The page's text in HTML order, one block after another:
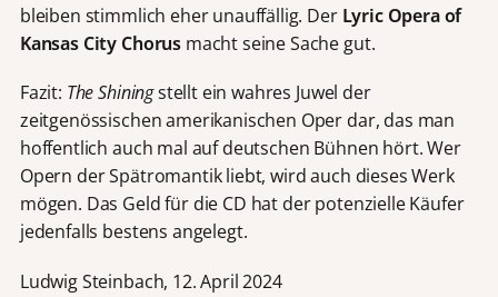
bleiben stimmlich eher unauffällig. Der Lyric Opera of
Kansas City Chorus macht seine Sache gut.
Fazit: The Shiningstellt ein wahres Juwel der
zeitgenössischen amerikanischen Oper dar, das man
hoffentlich auch mal auf deutschen Bühnen hört. Wer
Opern der Spätromantik liebt, wird auch dieses Werk
mögen. Das Geld für die CD hat der potenzielle Käufer
jedenfalls bestens angelegt.
Ludwig Steinbach, 12. April 2024